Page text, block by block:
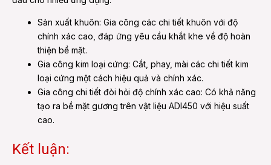
Sản xuất khuôn: Gia công các chi tiết khuôn với độ
chính xác cao, đáp ứng yêu cầu khắt khe về độ hoàn
thiện bề mặt.
Gia công kim loại cứng: Cắt, phay, mài các chi tiết kim
loại cứng một cách hiệu quả và chính xác.
Gia công chi tiết đòi hỏi độ chính xác cao: Có khả năng
tạo ra bề mặt gương trên vật liệu ADI450 với hiệu suất
cao.
Kết luận: